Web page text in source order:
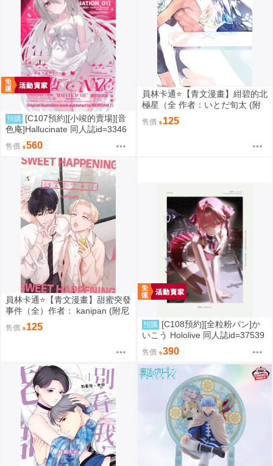
預購 [C107預約][小竣的賣場][音
色庵]Hallucinate 同人誌id=3346
售價 560
員林卡通⭐️【青文漫畫】紺碧的北
極星（全 作者：いとだ旬太 (附
尼采書套)
售價 125
員林卡通⭐️【青文漫畫】甜蜜突發
事件（全）作者： kanipan (附尼
采書套)
售價 125 預購 [C108預約][全粒粉パン]か
いこう Hololive 同人誌id=37539
89
售價 390